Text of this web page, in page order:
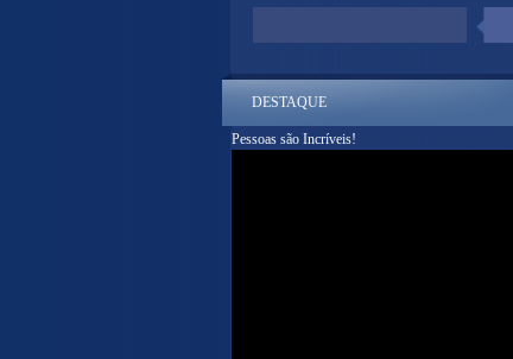
DESTAQUE
Pessoas são Incríveis!